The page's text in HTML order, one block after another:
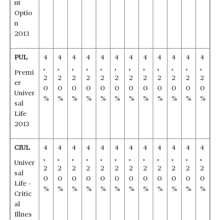
nt
Optio
n
2013
PUL
Premi
er
Univer
sal
Life
2013
4
,
2
0
%
4
,
2
0
%
4
,
2
0
%
4
,
2
0
%
4
,
2
0
%
4
,
2
0
%
4
,
2
0
%
4
,
2
0
%
4
,
2
0
%
4
,
2
0
%
4
,
2
0
%
4
,
2
0
%
CIUL
Univer
sal
Life -
Critic
al
Illnes
4
,
2
0
%
4
,
2
0
%
4
,
2
0
%
4
,
2
0
%
4
,
2
0
%
4
,
2
0
%
4
,
2
0
%
4
,
2
0
%
4
,
2
0
%
4
,
2
0
%
4
,
2
0
%
4
,
2
0
%